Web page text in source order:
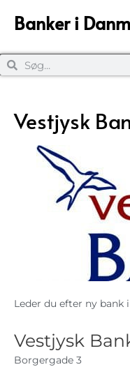
Banker i
Vestjysk
Leder du efter ny
Vestjysk
Borgergade 3